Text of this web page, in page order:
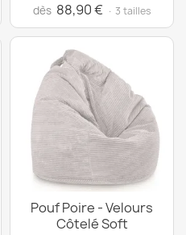
dès 88,90 € · 3 tailles
Pouf Poire - Velours
Côtelé Soft